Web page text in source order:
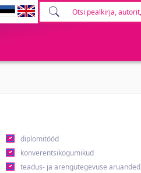
diplomitööd
konverentsikogumikud
teadus- ja arengutegevuse aruanded